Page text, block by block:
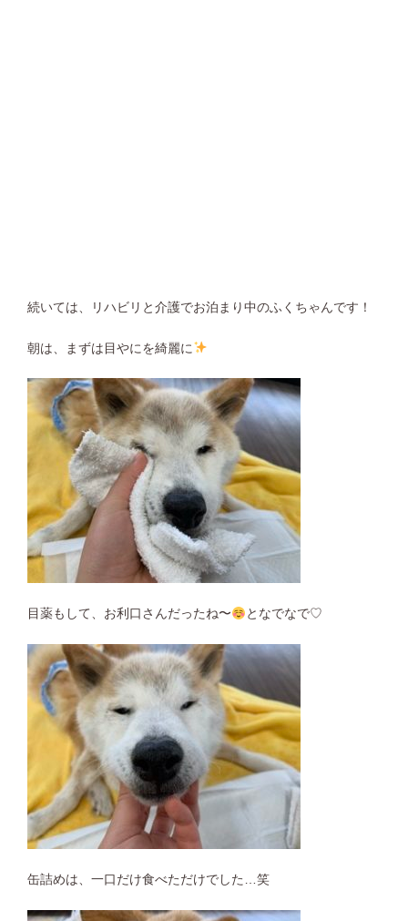
続いては、リハビリと介護でお泊まり中のふくちゃんです！
朝は、まずは目やにを綺麗に
目薬もして、お利口さんだったね〜 となでなで♡
缶詰めは、一口だけ食べただけでした…笑